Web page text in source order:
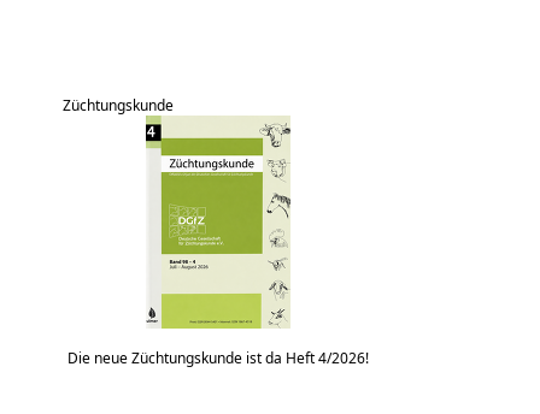
Züchtungskunde
Die neue Züchtungskunde ist da Heft 4/2026!